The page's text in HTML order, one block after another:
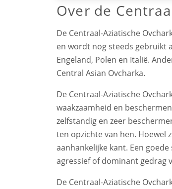
Over de
De Centraal-Aziatische
en wordt nog steeds gebruikt
Engeland, Polen en Italië.
Central Asian Ovcharka.
De Centraal-Aziatische
waakzaamheid en
zelfstandig en zeer
ten opzichte van hen. Hoewel
aanhankelijke kant. Een
agressief of dominant gedrag
De Centraal-Aziatische